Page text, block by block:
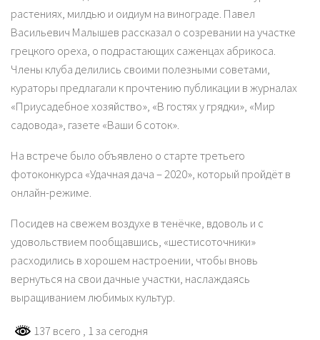
растениях, милдью и оидиум на винограде. Павел
Васильевич Малышев рассказал о созревании на участке
грецкого ореха, о подрастающих саженцах абрикоса.
Члены клуба делились своими полезными советами,
кураторы предлагали к прочтению публикации в журналах
«Приусадебное хозяйство», «В гостях у грядки», «Мир
садовода», газете «Ваши 6 соток».
На встрече было объявлено о старте третьего
фотоконкурса «Удачная дача – 2020», который пройдёт в
онлайн-режиме.
Посидев на свежем воздухе в тенёчке, вдоволь и с
удовольствием пообщавшись, «шестисоточники»
расходились в хорошем настроении, чтобы вновь
вернуться на свои дачные участки, наслаждаясь
выращиванием любимых культур.
137 всего , 1 за сегодня